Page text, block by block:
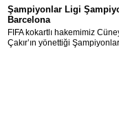
Şampiyonlar Ligi
Barcelona
FIFA kokartlı hakemimiz
Çakır’ın yönettiği